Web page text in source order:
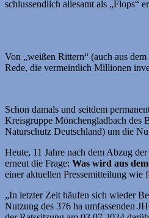
schlussend­lich allesamt als „Flops“
Von „weißen Rittern“ (auch aus
Rede, die vermeintlich Millionen
Schon damals und seitdem
Kreisgruppe Mönchengladbach
Naturschutz Deutschland) um die
Heute, 11 Jahre nach dem Abzug
erneut die Frage: Was wird aus
einer aktuellen Pressemitteilung wie
„In letzter Zeit häufen sich wieder
Nutzung des 376 ha umfassenden